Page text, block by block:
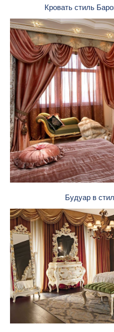
Кровать стиль
Будуар в